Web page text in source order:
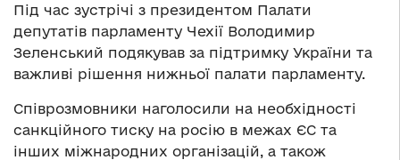
Під час зустрічі з президентом Палати
депутатів парламенту Чехії Володимир
Зеленський подякував за підтримку України та
важливі рішення нижньої палати парламенту.
Співрозмовники наголосили на необхідності
санкційного тиску на росію в межах ЄС та
інших міжнародних організацій, а також